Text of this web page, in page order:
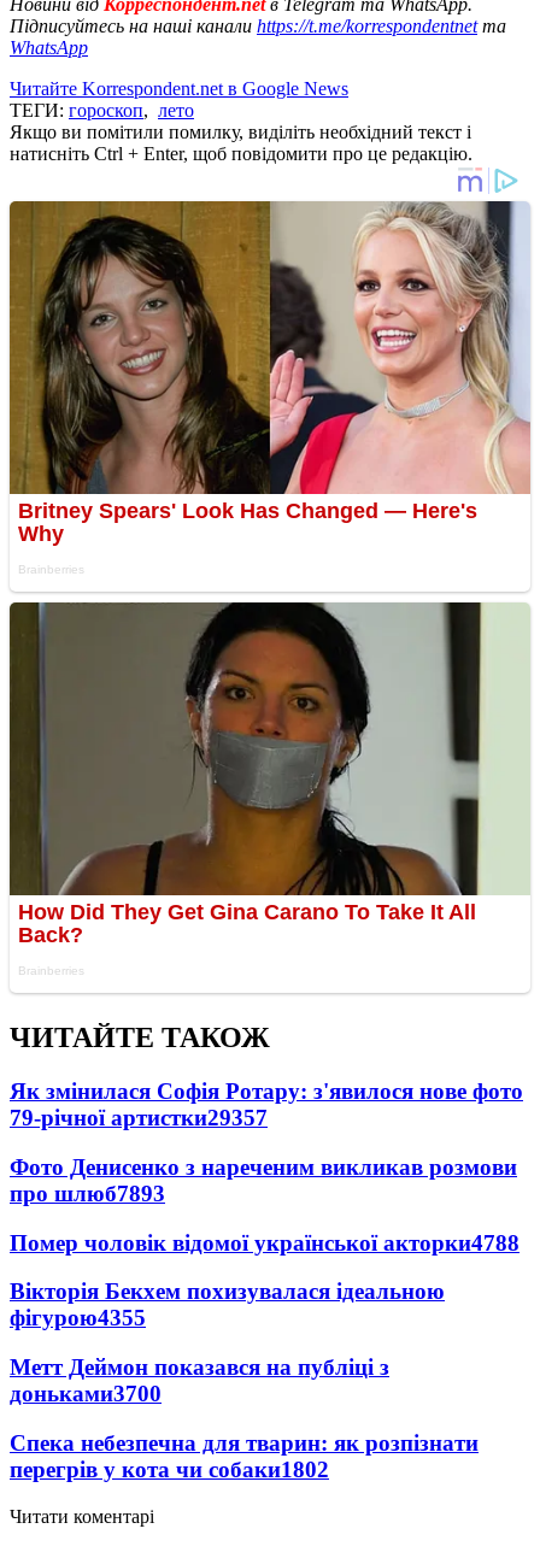
Підписуйтесь на наші канали https://t.me/korrespondentnetта
WhatsApp
Читайте Korrespondent.net в Google News
ТЕГИ: гороскоп, лето
Якщо ви помітили помилку, виділіть необхідний текст і
натисніть Ctrl + Enter, щоб повідомити про це редакцію.
ЧИТАЙТЕ ТАКОЖ
Як змінилася Софія Ротару: з'явилося нове фото
79-річної артистки29357
Фото Денисенко з нареченим викликав розмови
про шлюб7893
Помер чоловік відомої української акторки4788
Вікторія Бекхем похизувалася ідеальною
фігурою4355
Метт Деймон показався на публіці з
доньками3700
Спека небезпечна для тварин: як розпізнати
перегрів у кота чи собаки1802
Читати коментарі